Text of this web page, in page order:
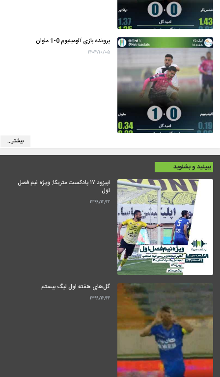
پرونده بازی آلومینیوم 0-1 ملوان
۱۴۰۴/۱۰/۰۵
بیشتر...
ببینید و بشنوید
اپیزود ۱۷ پادکست متریکا: ویژه نیم فصل
اول
۱۳۹۹/۱۲/۲۲
گل‌های هفته اول لیگ بیستم
۱۳۹۹/۱۲/۲۲